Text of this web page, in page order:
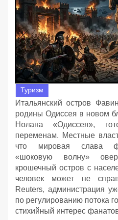
Туризм
Итальянский остров
родины Одиссея в новом
Нолана «Одиссея»,
переменам. Местные
что мировая слава
«шоковую волну»
крошечный остров с
человек может не
Reuters, администрация
по регулированию потока
стихийный интерес